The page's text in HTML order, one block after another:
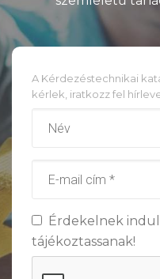
A Kérdezéstechnikai
kérlek, iratkozz fel
Érdekelnek
tájékoztassanak!